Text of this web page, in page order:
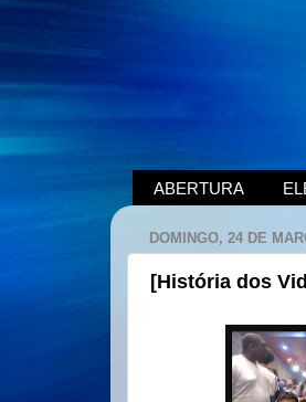
ABERTURA
DOMINGO, 24 DE
[História dos